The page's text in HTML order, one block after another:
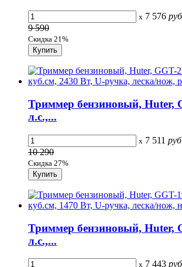
x 7 576 руб
9 590
Скидка 21%
Триммер бензиновый, Huter,
л.с.,...
x 7 511 руб
10 290
Скидка 27%
Триммер бензиновый, Huter,
л.с.,...
x 7 443 руб